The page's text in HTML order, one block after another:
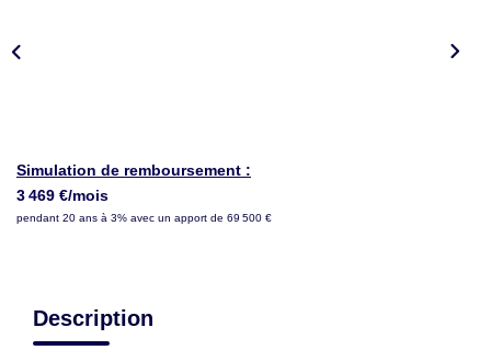
Simulation de remboursement :
3 469 €/mois
pendant 20 ans à 3% avec un apport de 69 500 €
Description